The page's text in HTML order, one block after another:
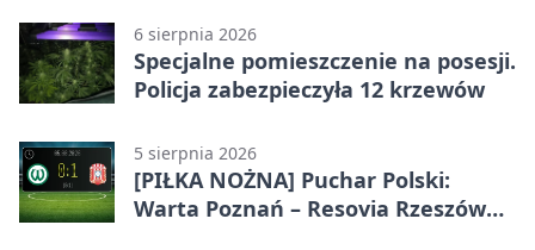
6 sierpnia 2026
Specjalne pomieszczenie na posesji.
Policja zabezpieczyła 12 krzewów
5 sierpnia 2026
[PIŁKA NOŻNA] Puchar Polski:
Warta Poznań – Resovia Rzeszów